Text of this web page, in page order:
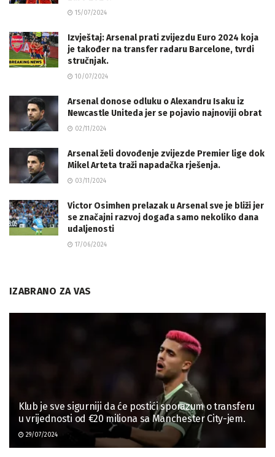
15/07/2024
Izvještaj: Arsenal prati zvijezdu Euro 2024 koja
je također na transfer radaru Barcelone, tvrdi
stručnjak.
10/07/2024
Arsenal donose odluku o Alexandru Isaku iz
Newcastle Uniteda jer se pojavio najnoviji obrat
02/11/2024
Arsenal želi dovođenje zvijezde Premier lige dok
Mikel Arteta traži napadačka rješenja.
03/11/2024
Victor Osimhen prelazak u Arsenal sve je bliži jer
se značajni razvoj događa samo nekoliko dana
udaljenosti
17/06/2024
IZABRANO ZA VAS
Klub je sve sigurniji da će postići sporazum o transferu
u vrijednosti od €20 miliona sa Manchester City-jem.
29/07/2024